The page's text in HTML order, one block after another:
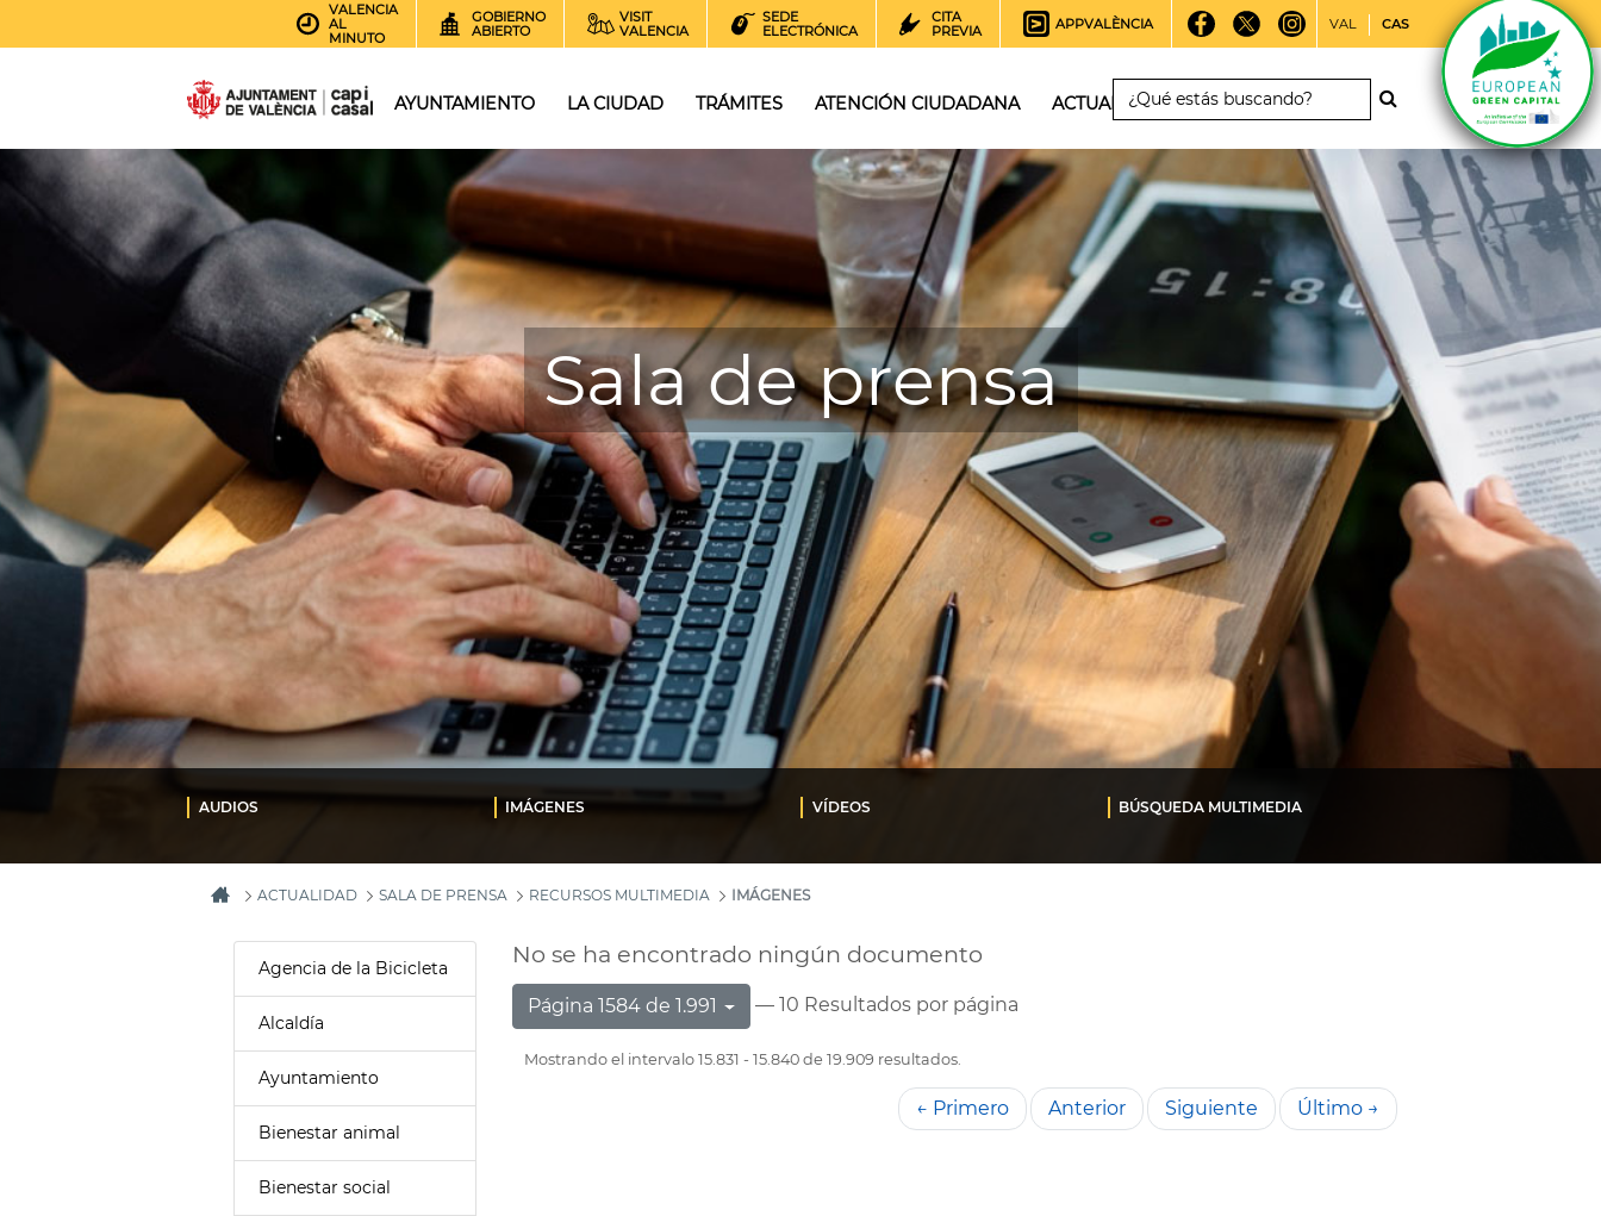
VALENCIA
AL
MINUTO
GOBIERNO
ABIERTO
VISIT
VALENCIA
SEDE
ELECTRÓNICA
CITA
PREVIA
APPVALÈNCIA VAL CAS
AYUNTAMIENTO LA CIUDAD TRÁMITES ATENCIÓN CIUDADANA ACTUALIDAD
Sala de prensa
AUDIOS IMÁGENES VÍDEOS BÚSQUEDA MULTIMEDIA
ACTUALIDAD SALA DE PRENSA RECURSOS MULTIMEDIA IMÁGENES
Agencia de la Bicicleta
Alcaldía
Ayuntamiento
Bienestar animal
Bienestar social
No se ha encontrado ningún documento
Página 1584 de 1.991 — 10 Resultados por página
Mostrando el intervalo 15.831 - 15.840 de 19.909 resultados.
← Primero Anterior Siguiente Último →